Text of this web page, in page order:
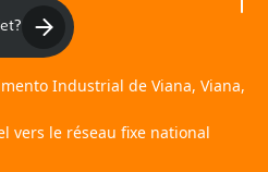
Industrial de Viana, Viana,
vers le réseau fixe national